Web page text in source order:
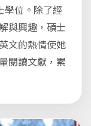
位。除了經
與興趣，碩士
文的熱情使她
閱讀文獻，累